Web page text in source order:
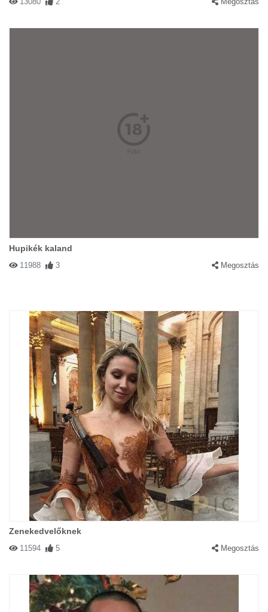
Hupikék kaland
11988 3 Megosztás
Zenekedvelőknek
11594 5 Megosztás